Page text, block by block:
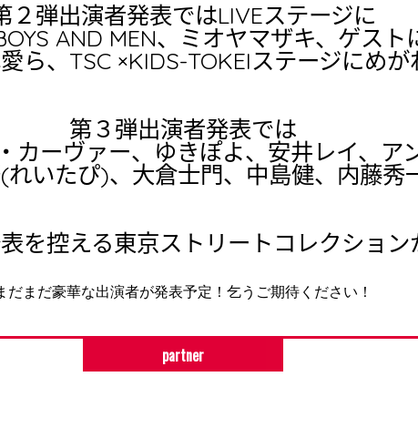
２弾出演者発表ではLIVEステージに
AND MEN、ミオヤマザキ、ゲスト
ら、TSC ×KIDS-TOKEIステージにめが
第３弾出演者発表では
カーヴァー、ゆきぽよ、安井レイ、ア
いたぴ)、大倉士門、中島健、内藤秀
を控える東京ストリートコレクション
だまだ豪華な出演者が発表予定！乞うご期待ください！
partner